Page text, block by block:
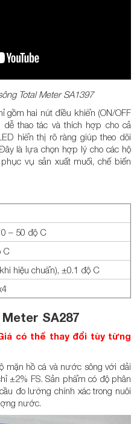
Total Meter SA1397
gồm hai nút điều khiển (ON/OFF
thao tác và thích hợp cho cả
hiển thị rõ ràng giúp theo dõi
là lựa chọn hợp lý cho các hộ
vụ sản xuất muối, chế biến
– 50 độ C
C
hiệu chuẩn), ±0.1 độ C
SA287
có thể thay đổi tùy từng
mặn hồ cá và nước sông với dải
±2% FS. Sản phẩm có độ phân
đo lường chính xác trong nuôi
nước.